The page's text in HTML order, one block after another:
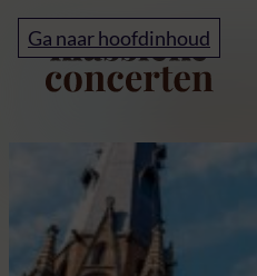
Ga naar hoofdinhoud